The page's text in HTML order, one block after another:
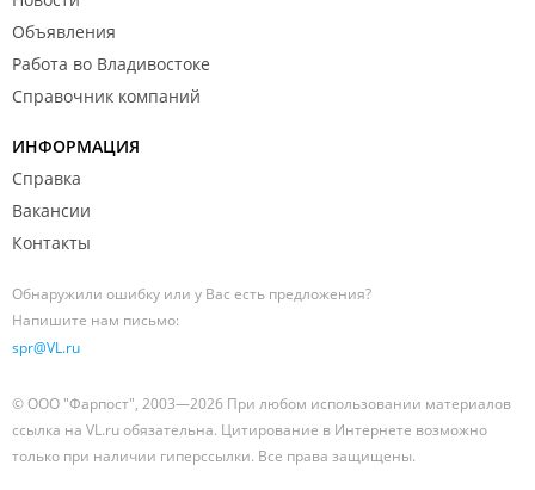
Объявления
Работа во Владивостоке
Справочник компаний
ИНФОРМАЦИЯ
Справка
Вакансии
Контакты
Обнаружили ошибку или у Вас есть предложения?
Напишите нам письмо:
spr@VL.ru
© ООО "Фарпост", 2003—2026 При любом использовании материалов
ссылка на VL.ru обязательна. Цитирование в Интернете возможно
только при наличии гиперссылки. Все права защищены.